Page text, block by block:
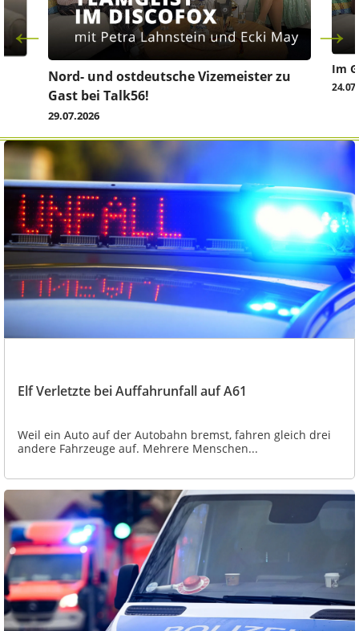
Nord- und ostdeutsche Vizemeister zu
Gast bei Talk56!
29.07.2026
Im
Elf Verletzte bei Auffahrunfall auf A61
Weil ein Auto auf der Autobahn bremst, fahren gleich drei
andere Fahrzeuge auf. Mehrere Menschen...